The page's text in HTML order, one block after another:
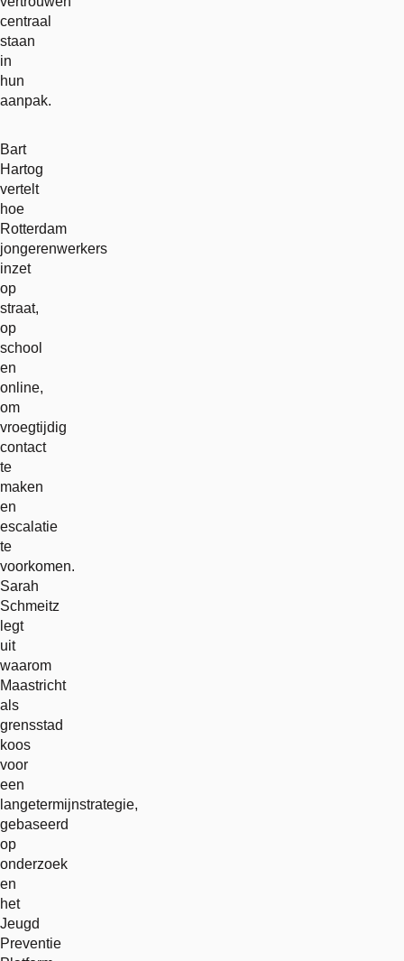
centraal
staan
in
hun
aanpak.
Bart
Hartog
vertelt
hoe
Rotterdam
jongerenwerkers
inzet
op
straat,
op
school
en
online,
om
vroegtijdig
contact
te
maken
en
escalatie
te
voorkomen.
Sarah
Schmeitz
legt
uit
waarom
Maastricht
als
grensstad
koos
voor
een
langetermijnstrategie,
gebaseerd
op
onderzoek
en
het
Jeugd
Preventie